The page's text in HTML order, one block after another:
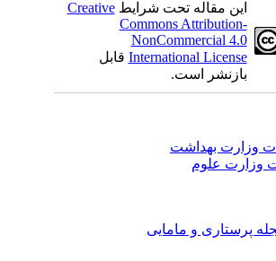
این مقاله تحت شرایطCreative
Commons Attribution-
NonCommercial 4.0
International Licenseقابل
بازنشر است.
وزارت بهداشت
علوم
پرستاری و مامایی